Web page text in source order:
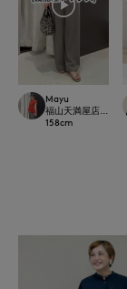
Mayu
福山天満屋店
158cm